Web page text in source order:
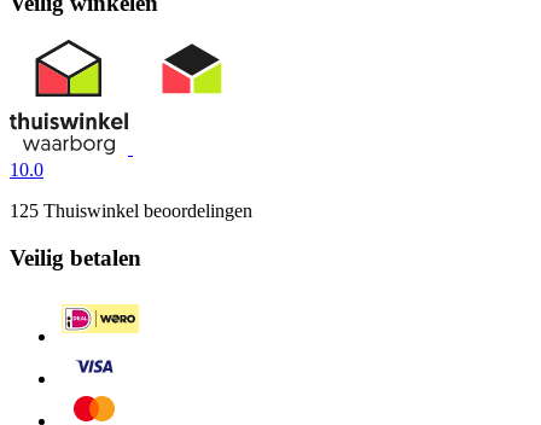
10.0
125 Thuiswinkel beoordelingen
Veilig betalen